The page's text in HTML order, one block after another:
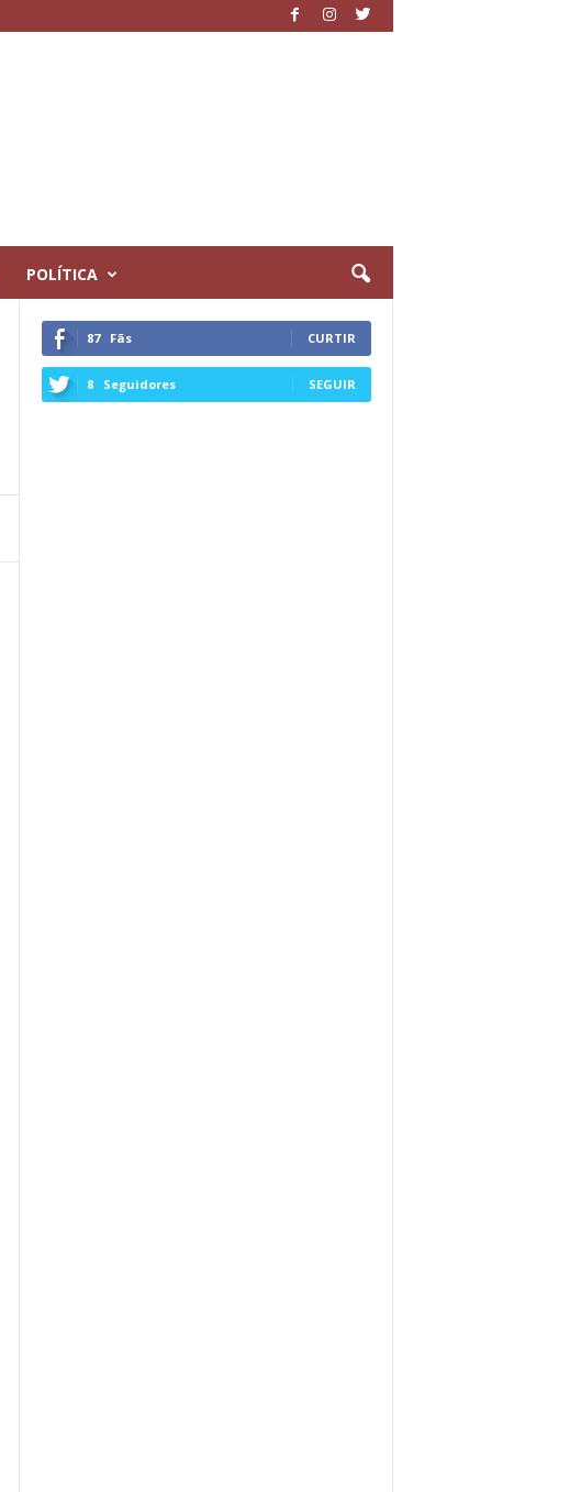
POLÍTICA
87 Fãs CURTIR
8 Seguidores SEGUIR